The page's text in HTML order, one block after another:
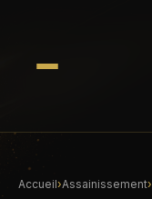
Accueil›Assainissement›